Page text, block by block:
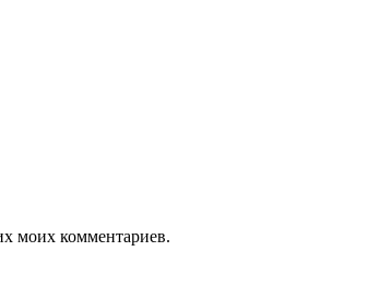
моих комментариев.